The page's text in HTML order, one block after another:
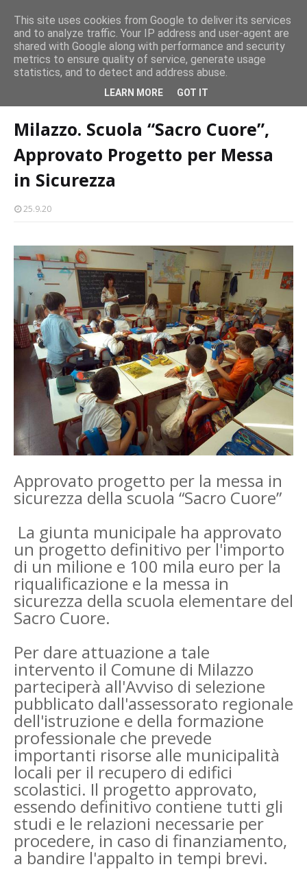
Milazzo 28ª Sagra del Pesce a Vaccarella: il programma
EVENTI
Milazzo. Scuola “Sacro Cuore”, Approvato
Milazzo. Scuola “Sacro Cuore”,
Approvato Progetto per Messa
in Sicurezza
25.9.20
Approvato progetto per la messa in
sicurezza della scuola “Sacro Cuore”
La giunta municipale ha approvato
un progetto definitivo per l'importo
di un milione e 100 mila euro per la
riqualificazione e la messa in
sicurezza della scuola elementare del
Sacro Cuore.
Per dare attuazione a tale
intervento il Comune di Milazzo
parteciperà all'Avviso di selezione
pubblicato dall'assessorato regionale
dell'istruzione e della formazione
professionale che prevede
importanti risorse alle municipalità
locali per il recupero di edifici
scolastici. Il progetto approvato,
essendo definitivo contiene tutti gli
studi e le relazioni necessarie per
procedere, in caso di finanziamento,
a bandire l'appalto in tempi brevi.
This site uses cookies from Google to deliver its services
and to analyze traffic. Your IP address and user-agent are
shared with Google along with performance and security
metrics to ensure quality of service, generate usage
statistics, and to detect and address abuse.
LEARN MORE GOT IT